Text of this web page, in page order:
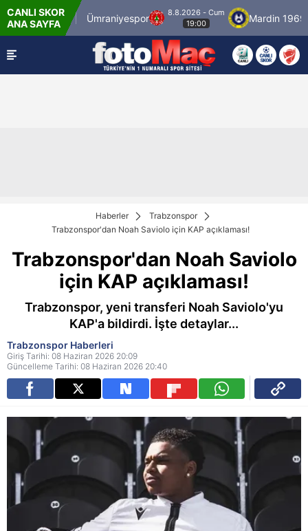
CANLI SKOR
ANA SAYFA
Ümraniyespor
8.8.2026 - Cum
19:00
Mardin 1969
Haberler
Trabzonspor
Trabzonspor'dan Noah Saviolo için KAP açıklaması!
Trabzonspor'dan Noah Saviolo
için KAP açıklaması!
Trabzonspor, yeni transferi Noah Saviolo'yu
KAP'a bildirdi. İşte detaylar...
Trabzonspor Haberleri
Giriş Tarihi: 08 Haziran 2026 20:09
Güncelleme Tarihi: 08 Haziran 2026 20:40